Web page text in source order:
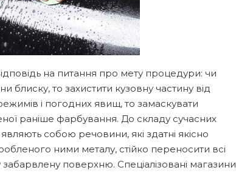
на питання про мету процедури: чи
блиску, то захистити кузовну частину від
і погодних явищ, то замаскувати
раніше фарбування. До складу сучасних
собою речовини, які здатні якісно
ними металу, стійко переносити всі
поверхню. Спеціалізовані магазини